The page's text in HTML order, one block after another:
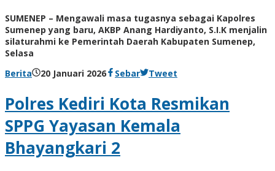
SUMENEP – Mengawali masa tugasnya sebagai Kapolres
Sumenep yang baru, AKBP Anang Hardiyanto, S.I.K menjalin
silaturahmi ke Pemerintah Daerah Kabupaten Sumenep,
Selasa
Berita
20 Januari 2026olehSebar Tweet
Polres Kediri Kota Resmikan
SPPG Yayasan Kemala
Bhayangkari 2